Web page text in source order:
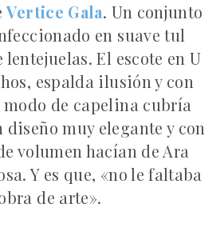
Vertice Gala. Un conjunto
en suave tul
El escote en U
espalda ilusión y con
de capelina cubría
diseño muy elegante y con
volumen hacían de Ara
Y es que, «no le faltaba
de arte».